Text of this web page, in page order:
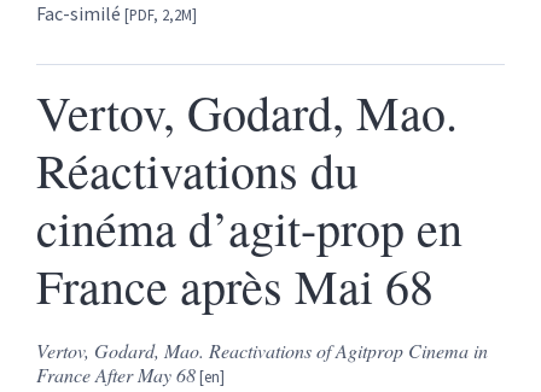
Fac-similé [PDF, 2,2M]
Vertov, Godard, Mao.
Réactivations du
cinéma d’agit-prop en
France après Mai 68
Vertov, Godard, Mao. Reactivations of Agitprop Cinema in
France After May 68